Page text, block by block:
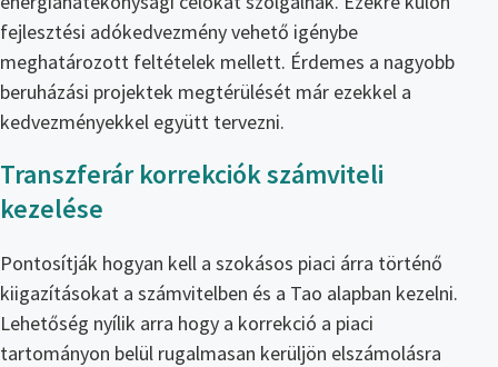
fejlesztési adókedvezmény vehető igénybe
meghatározott feltételek mellett. Érdemes a nagyobb
beruházási projektek megtérülését már ezekkel a
kedvezményekkel együtt tervezni.
Transzferár korrekciók számviteli
kezelése
Pontosítják hogyan kell a szokásos piaci árra történő
kiigazításokat a számvitelben és a Tao alapban kezelni.
Lehetőség nyílik arra hogy a korrekció a piaci
tartományon belül rugalmasan kerüljön elszámolásra